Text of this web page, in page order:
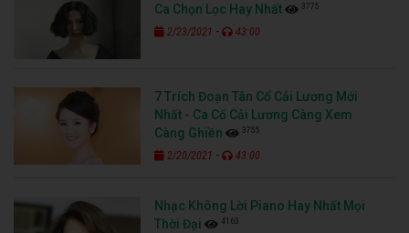
Ca Chọn Lọc Hay Nhất
3775
2/23/2021 - 43:00
7 Trích Đoạn Tân Cổ Cải Lương Mới
Nhất - Ca Cổ Cải Lương Càng Xem
Càng Ghiền
3755
2/20/2021 - 43:00
Nhạc Không Lời Piano Hay Nhất Mọi
Thời Đại
4163